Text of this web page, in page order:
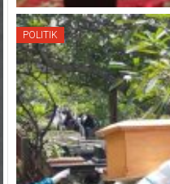
POLITIK